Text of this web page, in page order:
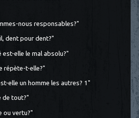
nous responsables?"
dent pour dent?"
est-elle le mal absolu?"
répète-t-elle?"
elle un homme les autres? 1"
de tout?"
ou vertu?"